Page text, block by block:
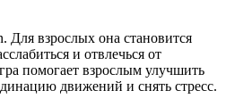
Для взрослых она становится
и отвлечься от
помогает взрослым улучшить
движений и снять стресс.